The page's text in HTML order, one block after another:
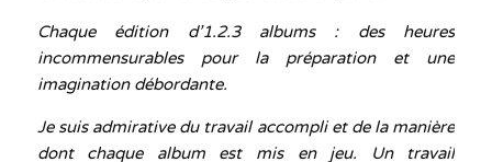
Chaque édition d’1.2.3 albums : des heures
incommensurables pour la préparation et une
imagination débordante.
Je suis admirative du travail accompli et de la manière
dont chaque album est mis en jeu. Un travail